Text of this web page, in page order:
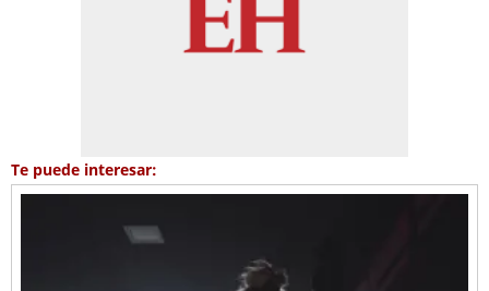
Te puede interesar: